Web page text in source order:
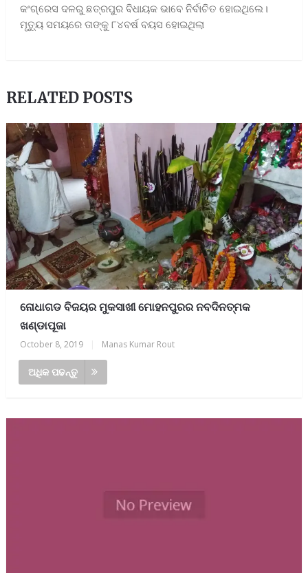
କଂଗ୍ରେସ ଦଳରୁ ଛତ୍ରପୁର ବିଧାୟକ ଭାବେ ନିର୍ବାଚିତ ହୋଇଥିଲେ।
ମୃତ୍ୟୁ ସମୟରେ ତାଙ୍କୁ ୮୪ବର୍ଷ ବୟସ ହୋଇଥିଲା
RELATED POSTS
ନୋଧାଗଡ ବିଜୟର ମୁକସାଖୀ ମୋହନପୁରର ନବଦିନତ୍ମକ
ଖଣ୍ଡାପୂଜା
October 8, 2019 Manas Kumar Rout
ଅଧିକ ପଢନ୍ତୁ